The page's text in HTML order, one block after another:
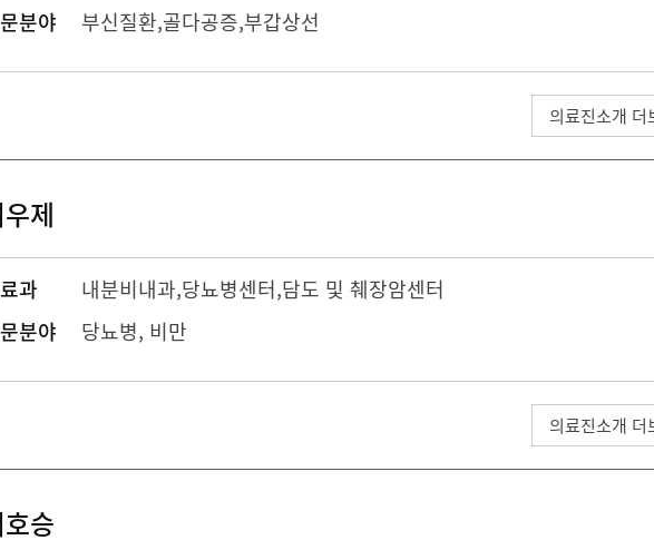
분야
부신질환,골다공증,부갑상선
의료진소개 더
제
과 내분비내과,당뇨병센터,담도 및 췌장암센터
분야
당뇨병, 비만
의료진소개 더
승